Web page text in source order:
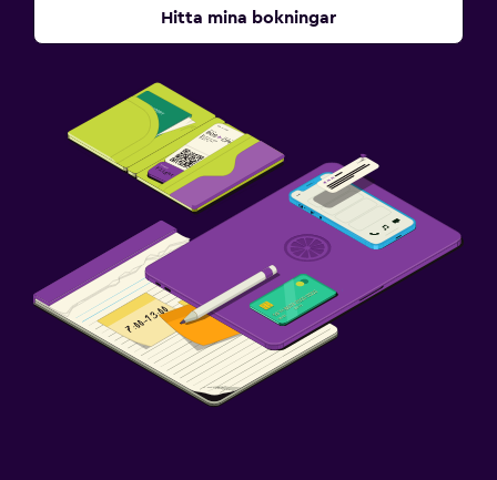
Hitta mina bokningar